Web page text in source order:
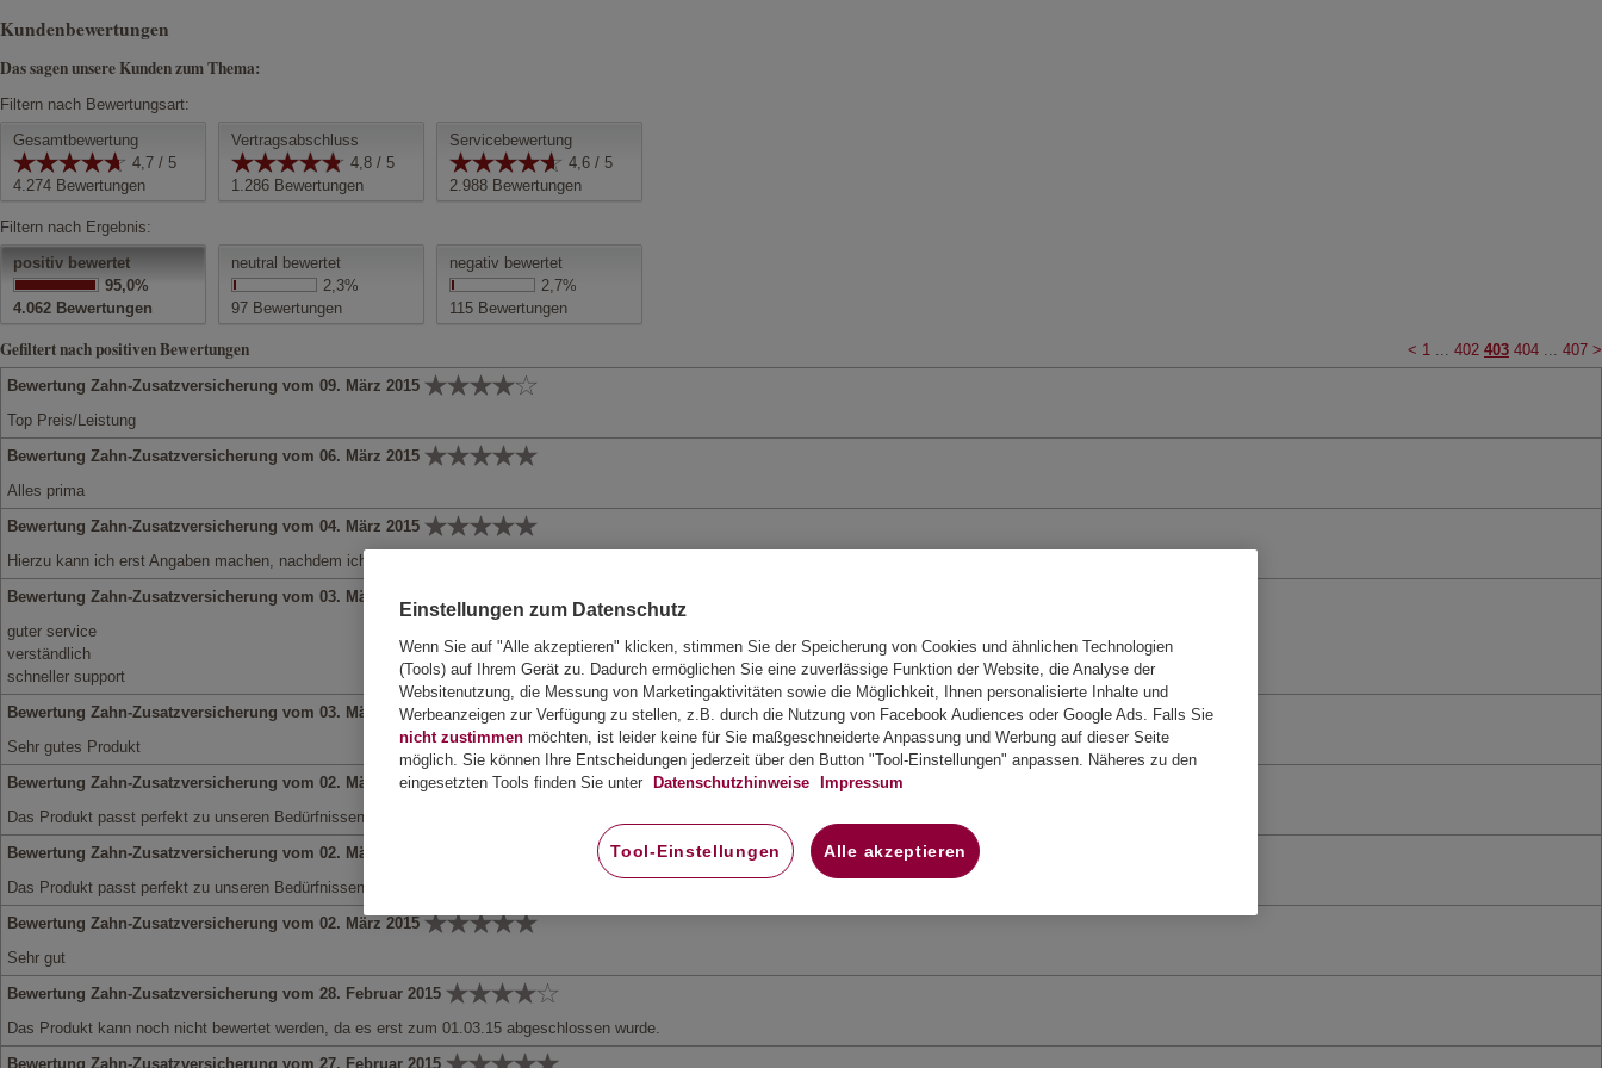
Kundenbewertungen
Das sagen unsere Kunden zum Thema:
Filtern nach Bewertungsart:
Gesamtbewertung
4,7 / 5
4.274 Bewertungen
Vertragsabschluss
4,8 / 5
1.286 Bewertungen
Servicebewertung
4,6 / 5
2.988 Bewertungen
Filtern nach Ergebnis:
positiv bewertet
95,0%
4.062 Bewertungen
neutral bewertet
2,3%
97 Bewertungen
negativ bewertet
2,7%
115 Bewertungen
Gefiltert nach positiven Bewertungen < 1 402 403 404 407 >
Bewertung Zahn-Zusatzversicherung vom 09. März 2015
Top Preis/Leistung
Bewertung Zahn-Zusatzversicherung vom 06. März 2015
Alles prima
Bewertung Zahn-Zusatzversicherung vom 04. März 2015
Hierzu kann ich erst Angaben machen, nachdem ich die Versicherung künftig in Anspruch nehmen werde.
Bewertung Zahn-Zusatzversicherung vom 03. März 2015
guter service
verständlich
schneller support
Bewertung Zahn-Zusatzversicherung vom 03. März 2015
Sehr gutes Produkt
Bewertung Zahn-Zusatzversicherung vom 02. März 2015
Das Produkt passt perfekt zu unseren Bedürfnissen
Bewertung Zahn-Zusatzversicherung vom 02. März 2015
Das Produkt passt perfekt zu unseren Bedürfnissen
Bewertung Zahn-Zusatzversicherung vom 02. März 2015
Sehr gut
Bewertung Zahn-Zusatzversicherung vom 28. Februar 2015
Das Produkt kann noch nicht bewertet werden, da es erst zum 01.03.15 abgeschlossen wurde.
Bewertung Zahn-Zusatzversicherung vom 27. Februar 2015
Einstellungen zum Datenschutz
Wenn Sie auf "Alle akzeptieren" klicken, stimmen Sie der Speicherung von Cookies und ähnlichen Technologien
(Tools) auf Ihrem Gerät zu. Dadurch ermöglichen Sie eine zuverlässige Funktion der Website, die Analyse der
Websitenutzung, die Messung von Marketingaktivitäten sowie die Möglichkeit, Ihnen personalisierte Inhalte und
Werbeanzeigen zur Verfügung zu stellen, z.B. durch die Nutzung von Facebook Audiences oder Google Ads. Falls Sie
nicht zustimmen möchten, ist leider keine für Sie maßgeschneiderte Anpassung und Werbung auf dieser Seite
möglich. Sie können Ihre Entscheidungen jederzeit über den Button "Tool-Einstellungen" anpassen. Näheres zu den
eingesetzten Tools finden Sie unter
Datenschutzhinweise Impressum
Tool-Einstellungen Alle akzeptieren